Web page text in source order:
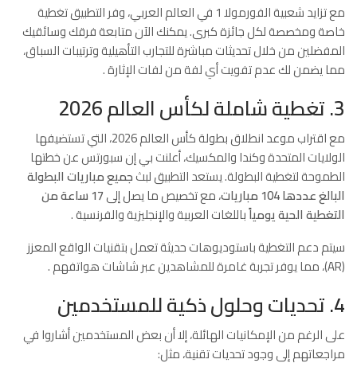
مع تزايد شعبية الفورمولا 1 في العالم العربي، وفر التطبيق تغطية
خاصة ومخصصة لكل جائزة كبرى. يمكنك الآن متابعة فرقك وسائقيك
المفضلين من خلال تحديثات مباشرة للتجارب التأهيلية وترتيبات السباق،
مما يضمن لك عدم تفويت أي لفة من لفات الإثارة.
3. تغطية شاملة لكأس العالم 2026
مع اقتراب موعد انطلاق بطولة كأس العالم 2026، التي تستضيفها
الولايات المتحدة وكندا والمكسيك، أعلنت بي إن سبورتس عن خطتها
الطموحة لتغطية البطولة. يستعد التطبيق لبثجميع مباريات البطولة
البالغ عددها 104 مباريات
، مع تخصيص ما يصل إلى
17 ساعة من
التغطية الحية يومياًباللغات العربية والإنجليزية والفرنسية.
سيتم دعم التغطية باستوديوهات حديثة تعمل بتقنيات الواقع المعزز
(AR)، مما يوفر تجربة غامرة للمشاهدين عبر شاشات هواتفهم
.
4. تحديات وحلول ذكية للمستخدمين
على الرغم من الإمكانيات الهائلة، إلا أن بعض المستخدمين أشاروا في
مراجعاتهم إلى وجود تحديات تقنية، مثل: